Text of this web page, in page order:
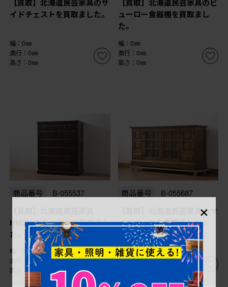
【買取】北海道民芸家具のサ
イドチェストを買取ました。
幅：0㎜
奥行：0㎜
高さ：0㎜
【買取】北海道民芸家具のビ
ューロー食器棚を買取まし
た。
幅：0㎜
奥行：0㎜
高さ：0㎜
商品番号 B-055537
HM533のチェストを買取まし
た。(定価約25万円)
幅：0㎜
奥行：0㎜
高さ：0㎜
商品番号 B-055687
【買取】北海道民芸家具のサ
イドボードを買取ました。
幅：0㎜
奥行：0㎜
×